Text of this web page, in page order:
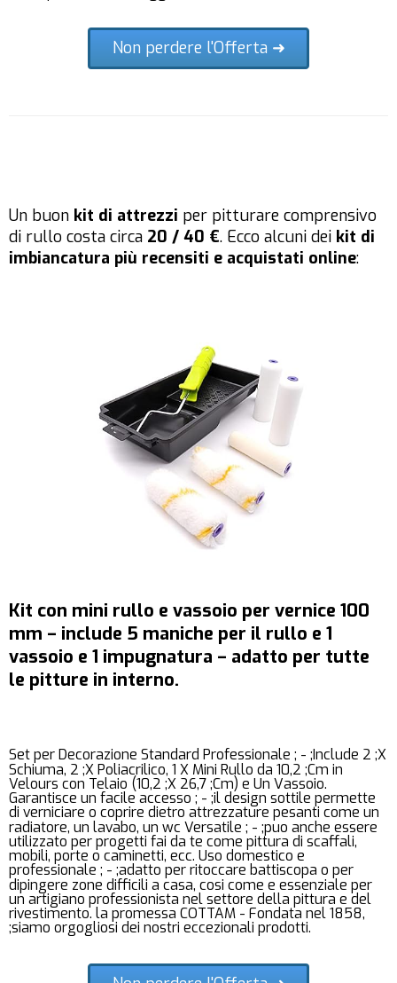
Non perdere l'Offerta ➜
Un buon kit di attrezzi per pitturare comprensivo
di rullo costa circa 20 / 40 €. Ecco alcuni dei kit di
imbiancatura più recensiti e acquistati online:
Kit con mini rullo e vassoio per vernice 100
mm – include 5 maniche per il rullo e 1
vassoio e 1 impugnatura – adatto per tutte
le pitture in interno.
Set per Decorazione Standard Professionale ; - ;Include 2 ;X
Schiuma, 2 ;X Poliacrilico, 1 X Mini Rullo da 10,2 ;Cm in
Velours con Telaio (10,2 ;X 26,7 ;Cm) e Un Vassoio.
Garantisce un facile accesso ; - ;il design sottile permette
di verniciare o coprire dietro attrezzature pesanti come un
radiatore, un lavabo, un wc Versatile ; - ;puo anche essere
utilizzato per progetti fai da te come pittura di scaffali,
mobili, porte o caminetti, ecc. Uso domestico e
professionale ; - ;adatto per ritoccare battiscopa o per
dipingere zone difficili a casa, cosi come e essenziale per
un artigiano professionista nel settore della pittura e del
rivestimento. la promessa COTTAM - Fondata nel 1858,
;siamo orgogliosi dei nostri eccezionali prodotti.